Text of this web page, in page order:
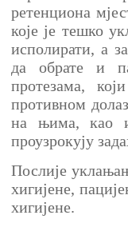
ретенциона
које је тешко
исполирати, а
да обрате и
протезама,
противном
на њима, као и
проузрокују
Послије
хигијене,
хигијене.